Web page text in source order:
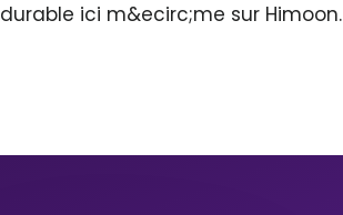
durable ici m&ecirc;me sur Himoon.